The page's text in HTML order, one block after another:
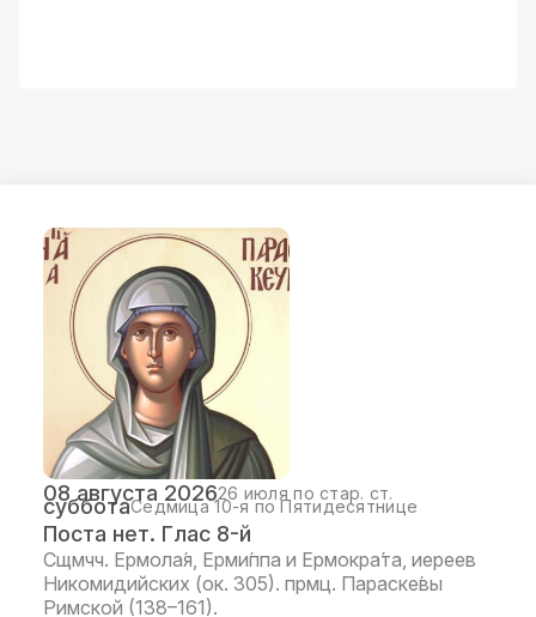
08 августа 202626 июля по стар. ст.
субботаСедмица 10-я по Пятидесятнице
Поста нет. Глас 8-й
Сщмчч. Ермола́я, Ерми́ппа и Ермокра́та, иереев
Никомидийских (ок. 305). прмц. Параске́вы
Римской (138–161).